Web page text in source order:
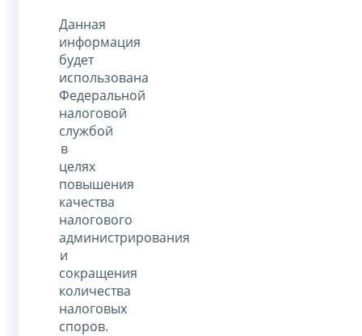
Данная
информация
будет
использована
Федеральной
налоговой
службой
в
целях
повышения
качества
налогового
администрирования
и
сокращения
количества
налоговых
споров.